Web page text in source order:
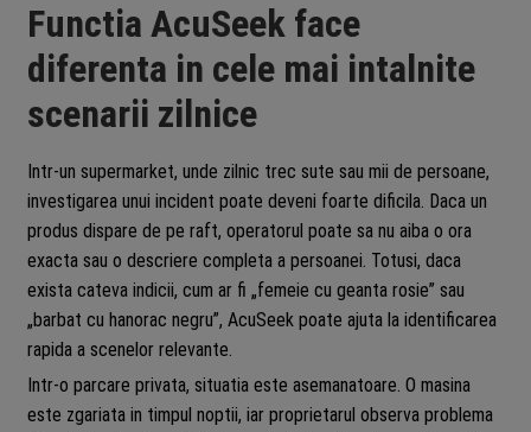
Functia AcuSeek face
diferenta in cele mai intalnite
scenarii zilnice
Intr-un supermarket, unde zilnic trec sute sau mii de persoane,
investigarea unui incident poate deveni foarte dificila. Daca un
produs dispare de pe raft, operatorul poate sa nu aiba o ora
exacta sau o descriere completa a persoanei. Totusi, daca
exista cateva indicii, cum ar fi „femeie cu geanta rosie” sau
„barbat cu hanorac negru”, AcuSeek poate ajuta la identificarea
rapida a scenelor relevante.
Intr-o parcare privata, situatia este asemanatoare. O masina
este zgariata in timpul noptii, iar proprietarul observa problema